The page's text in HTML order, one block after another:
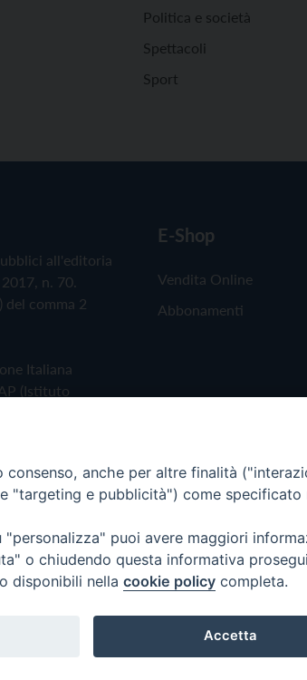
Politica e società
Spettacoli
Sport
all'editoria
n. 70.
del comma 2
Italiana
(Istituto
E-Shop
Vendita Online
Abbonamenti
anche per altre finalità
"targeting e pubblicità") come specificato
puoi avere maggiori
o chiudendo questa informativa
disponibili nella cookie policy completa.
Accetta